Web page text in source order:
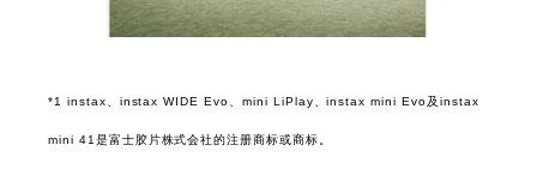
*1 instax、instax WIDE Evo、mini LiPlay、instax mini Evo及instax
mini 41是富士胶片株式会社的注册商标或商标。